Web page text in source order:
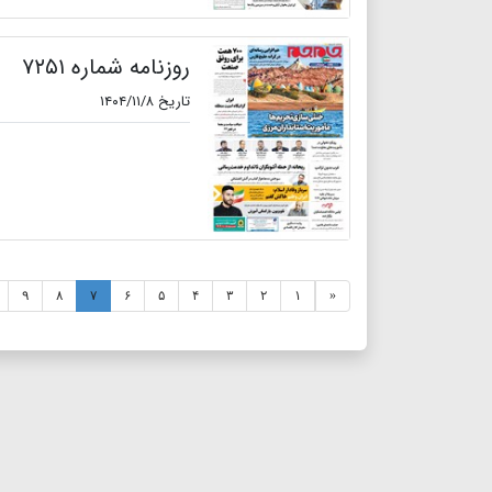
روزنامه شماره ۷۲۵۱
تاریخ ۱۴۰۴/۱۱/۸
« ۱ ۲ ۳ ۴ ۵ ۶ ۷ ۸ ۹